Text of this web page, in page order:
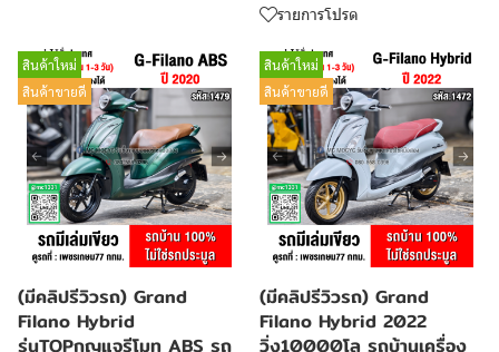
รายการโปรด
สินค้าใหม่
สินค้าขายดี
(มีคลิปรีวิวรถ) Grand
Filano Hybrid
รุ่นTOPกุญแจรีโมท ABS รถ
สินค้าใหม่
สินค้าขายดี
(มีคลิปรีวิวรถ) Grand
Filano Hybrid 2022
วิ่ง10000โล รถบ้านเครื่อง